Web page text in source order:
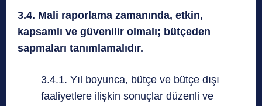
3.4. Mali raporlama zamanında, etkin,
kapsamlı ve güvenilir olmalı; bütçeden
sapmaları tanımlamalıdır.
3.4.1. Yıl boyunca, bütçe ve bütçe dışı
faaliyetlere ilişkin sonuçlar düzenli ve